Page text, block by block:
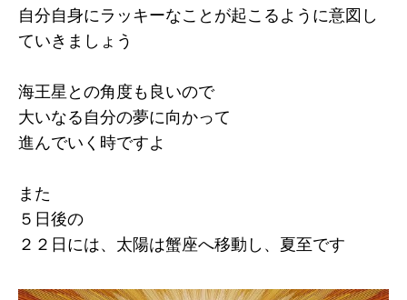
自分自身にラッキーなことが起こるように意図し
ていきましょう
海王星との角度も良いので
大いなる自分の夢に向かって
進んでいく時ですよ
また
５日後の
２２日には、太陽は蟹座へ移動し、夏至です